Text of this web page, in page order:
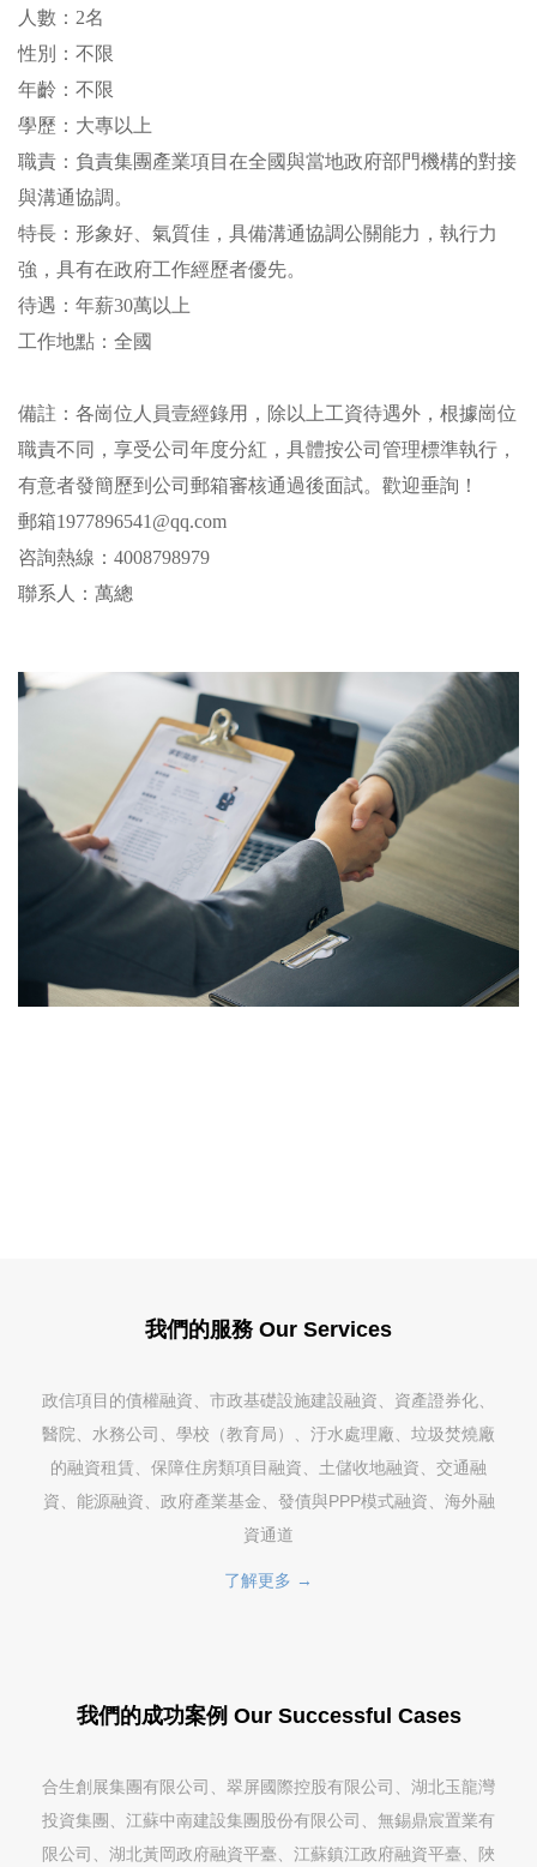
人數：2名
性別：不限
年齡：不限
學歷：大專以上
職責：負責集團產業項目在全國與當地政府部門機構的對接
與溝通協調。
特長：形象好、氣質佳，具備溝通協調公關能力，執行力
強，具有在政府工作經歷者優先。
待遇：年薪30萬以上
工作地點：全國
備註：各崗位人員壹經錄用，除以上工資待遇外，根據崗位
職責不同，享受公司年度分紅，具體按公司管理標準執行，
有意者發簡歷到公司郵箱審核通過後面試。歡迎垂詢！
郵箱1977896541@qq.com
咨詢熱線：4008798979
聯系人：萬總
我們的服務 Our Services
政信項目的債權融資、市政基礎設施建設融資、資產證券化、
醫院、水務公司、學校（教育局）、汙水處理廠、垃圾焚燒廠
的融資租賃、保障住房類項目融資、土儲收地融資、交通融
資、能源融資、政府產業基金、發債與PPP模式融資、海外融
資通道
了解更多 →
我們的成功案例 Our Successful Cases
合生創展集團有限公司、翠屏國際控股有限公司、湖北玉龍灣
投資集團、江蘇中南建設集團股份有限公司、無錫鼎宸置業有
限公司、湖北黃岡政府融資平臺、江蘇鎮江政府融資平臺、陜